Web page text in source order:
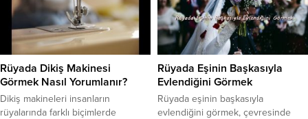
güzel haberler parasal kazanç,
manevi huzur, evlilik ya da yeni
çocuk sahibi olmaya yöneliktir.
Gökyüzünde uçan güzel...
rüya, genellikle sadakat, güven,
koruma ve dostluk gibi kavramlarla
ilişkilendirilir. Rüyanızda bir köpeği
sahiplendiğinizi görmek, hem
ilişkilerinizde önemli mesajlar
taşıyabilir. İşte rüyada köpek...
Rüyada Dikiş Makinesi
Görmek Nasıl Yorumlanır?
Dikiş makineleri insanların
rüyalarında farklı biçimlerde
Rüyada Eşinin Başkasıyla
Evlendiğini Görmek
Rüyada eşinin başkasıyla
evlendiğini görmek, çevresinde